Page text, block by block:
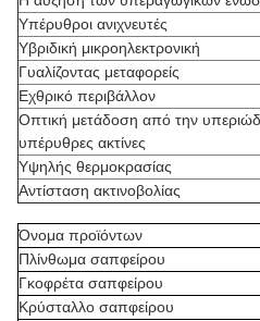
Υπέρυθροι ανιχνευτές
Υβριδική μικροηλεκτρονική
Γυαλίζοντας μεταφορείς
Εχθρικό περιβάλλον
Οπτική μετάδοση από την
υπέρυθρες ακτίνες
Υψηλής θερμοκρασίας
Αντίσταση ακτινοβολίας
Όνομα προϊόντων
Πλίνθωμα σαπφείρου
Γκοφρέτα σαπφείρου
Κρύσταλλο σαπφείρου